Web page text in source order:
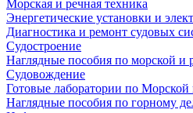
Морская и речная техника
Энергетические установки и
Диагностика и ремонт судовых
Судостроение
Наглядные пособия по морской и
Судовождение
Готовые лаборатории по Морской
Наглядные пособия по горному